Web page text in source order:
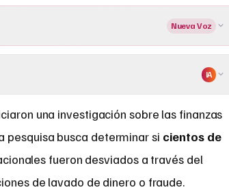
Nueva Voz
IA
una investigación sobre las finanzas
pesquisa busca determinar si cientos de
fueron desviados a través del
de lavado de dinero o fraude.